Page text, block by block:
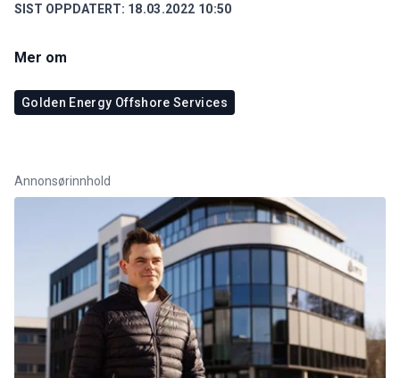
SIST OPPDATERT: 18.03.2022 10:50
Mer om
Golden Energy Offshore Services
Annonsørinnhold